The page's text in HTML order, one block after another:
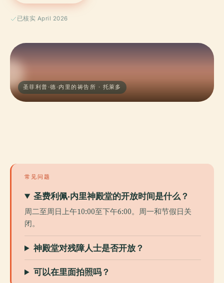
已核实 April 2026
圣菲利普·德·内里的祷告所 · 托萊多
常见问题
圣费利佩·内里神殿堂的开放时间是什么？
周二至周日上午10:00至下午6:00。周一和节假日关
闭。
神殿堂对残障人士是否开放？
可以在里面拍照吗？